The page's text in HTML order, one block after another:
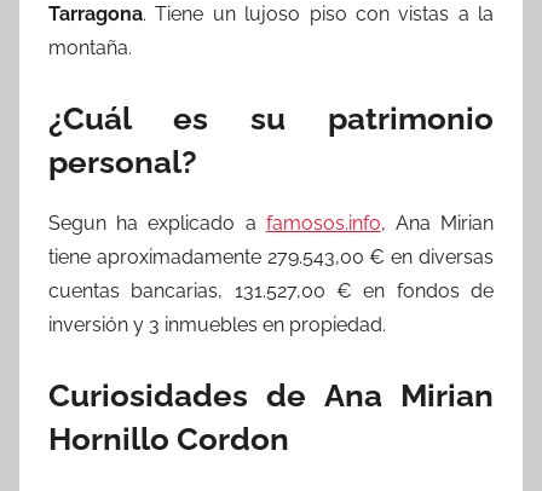
Tarragona. Tiene un lujoso piso con vistas a la
montaña.
¿Cuál es su patrimonio
personal?
Segun ha explicado a famosos.info, Ana Mirian
tiene aproximadamente 279.543,00 € en diversas
cuentas bancarias, 131.527,00 € en fondos de
inversión y 3 inmuebles en propiedad.
Curiosidades de Ana Mirian
Hornillo Cordon